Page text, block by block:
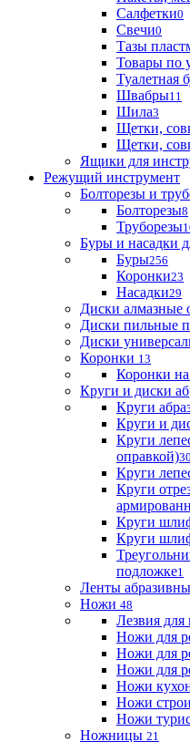
Салфетки0
Свечи0
Тазы
Товары по
Туалетная
Швабры11
Шила3
Щетки,
Щетки,
Ящики для
Режущий инструмент
Болторезы и
Болторезы8
Труборезы
Буры и насадки
Буры256
Коронки23
Насадки29
Диски алмазные
Диски пильные
Диски
Коронки 13
Коронки на
Круги и диски
Круги
Круги и
Круги
оправкой)30
Круги
Круги
Круги
Круги
подложке1
Ленты
Ножи 48
Лезвия для
Ножи для
Ножи для
Ножи для
Ножи
Ножи
Ножи
Ножницы 21